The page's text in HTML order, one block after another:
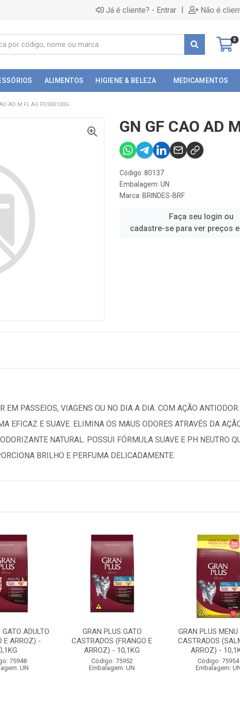
Já é cliente? - Entrar | Não é
0
ALIMENTOS HIGIENE & BELEZA MEDICAMENTOS
AD M FL AG FD50X100G
GN GF CAO AD
Código: 80137
Embalagem: UN
Marca: BRINDES-BRF
Faça seu login ou
cadastre-se para ver preços
EM PASSEIOS, VIAGENS OU NO DIA A DIA. COM AÇÃO
EFICAZ E SUAVE. ELIMINA OS MAUS ODORES ATRAVÉS DA
NATURAL. POSSUI FÓRMULA SUAVE E PH NEUTRO
BRILHO E PERFUMA DELICADAMENTE.
ADULTO
E ARROZ) -
75948
UN
GRAN PLUS GATO
CASTRADOS (FRANGO E
ARROZ) - 10,1KG
Código: 75952
Embalagem: UN
GRAN PLUS MENU
CASTRADOS
ARROZ) -
Código: 75954
Embalagem: